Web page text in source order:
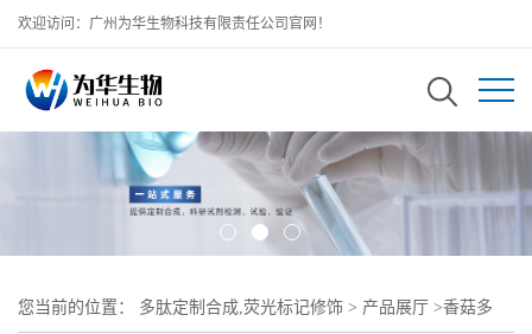
欢迎访问：广州为华生物科技有限责任公司官网！
您当前的位置： 多肽定制合成,荧光标记修饰 > 产品展厅 >香菇多